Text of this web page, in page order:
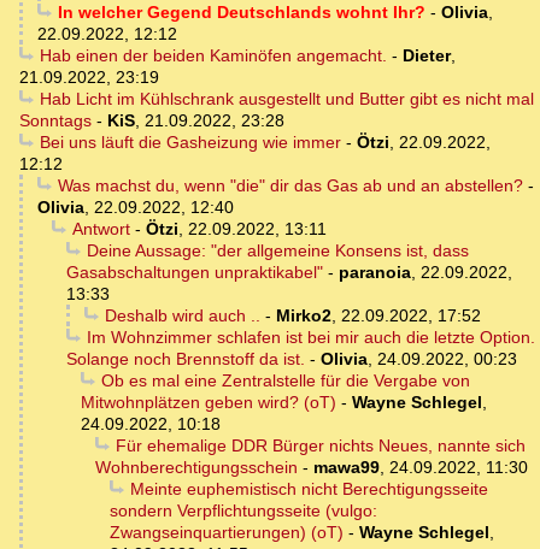
In welcher Gegend Deutschlands wohnt Ihr? - Olivia,
22.09.2022, 12:12
Hab einen der beiden Kaminöfen angemacht. - Dieter,
21.09.2022, 23:19
Hab Licht im Kühlschrank ausgestellt und Butter gibt es nicht mal
Sonntags - KiS, 21.09.2022, 23:28
Bei uns läuft die Gasheizung wie immer- Ötzi, 22.09.2022,
12:12
Was machst du, wenn "die" dir das Gas ab und an abstellen?-
Olivia, 22.09.2022, 12:40
Antwort- Ötzi, 22.09.2022, 13:11
Deine Aussage: "der allgemeine Konsens ist, dass
Gasabschaltungen unpraktikabel" - paranoia, 22.09.2022,
13:33
Deshalb wird auch .. - Mirko2, 22.09.2022, 17:52
Im Wohnzimmer schlafen ist bei mir auch die letzte Option.
Solange noch Brennstoff da ist. - Olivia, 24.09.2022, 00:23
Ob es mal eine Zentralstelle für die Vergabe von
Mitwohnplätzen geben wird? (oT) - Wayne Schlegel,
24.09.2022, 10:18
Für ehemalige DDR Bürger nichts Neues, nannte sich
Wohnberechtigungsschein - mawa99, 24.09.2022, 11:30
Meinte euphemistisch nicht Berechtigungsseite
sondern Verpflichtungsseite (vulgo:
Zwangseinquartierungen) (oT) - Wayne Schlegel,